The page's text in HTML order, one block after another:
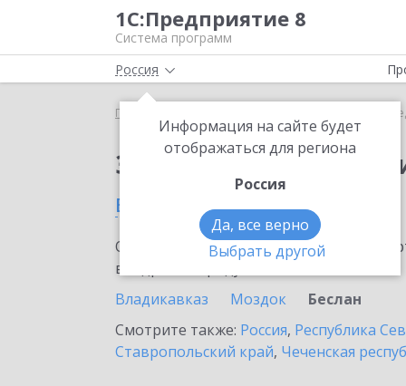
1С:Предприятие 8
Система программ
Россия
Информация на сайте будет
отображаться для региона
Россия
Да, все верно
Выбрать другой
Главная ИТС
Заказать ИТС
в Беслане
Ознакомьтесь с информационными
внедрение продукта.
Владикавказ
Моздок
Беслан
Смотрите также: Россия, Республика
Ставропольский край, Чеченская